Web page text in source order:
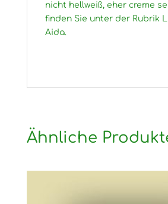
nicht hellweiß, eher creme
finden Sie unter der Rubrik
Aida.
Ähnliche